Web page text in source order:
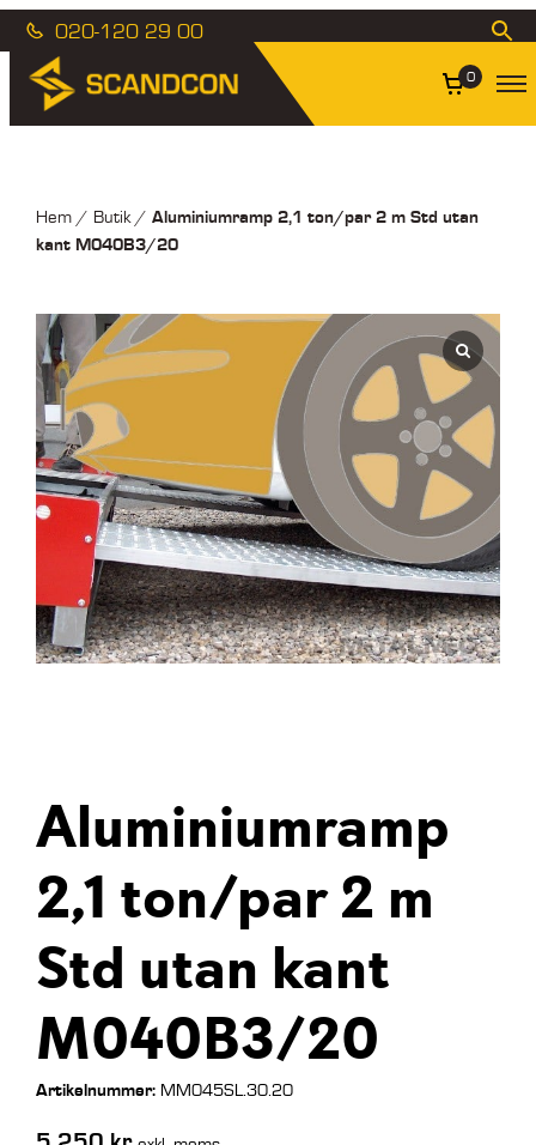
020-120 29 00
0
Hem/ Butik/ Aluminiumramp 2,1 ton/par 2 m Std utan
kant M040B3/20
Aluminiumramp
2,1 ton/par 2 m
Std utan kant
M040B3/20
Artikelnummer:MM045SL.30.20